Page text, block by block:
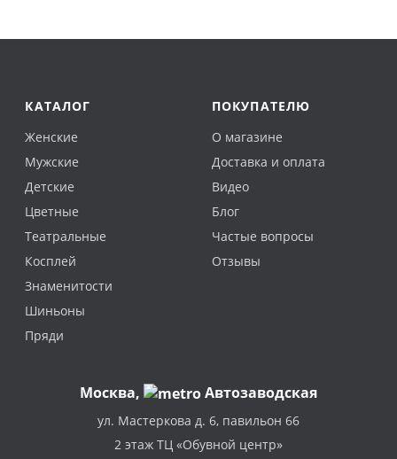
КАТАЛОГ
Женские
Мужские
Детские
Цветные
Театральные
Косплей
Знаменитости
Шиньоны
Пряди
ПОКУПАТЕЛЮ
О магазине
Доставка и оплата
Видео
Блог
Частые вопросы
Отзывы
Москва, Автозаводская
ул. Мастеркова д. 6, павильон 66
2 этаж ТЦ «Обувной центр»